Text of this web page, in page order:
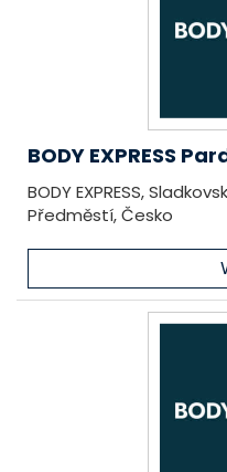
BODY EXPRESS
BODY EXPRESS,
Předměstí, Česko